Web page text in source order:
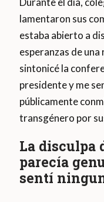
lamentaron sus
estaba abierto a
esperanzas de
sintonicé la
presidente y me
públicamente
transgénero por
La disculpa
parecía
sentí